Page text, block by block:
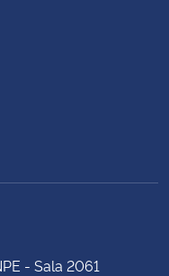
- Sala 2061